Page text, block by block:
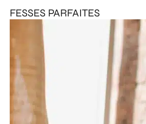
FESSES PARFAITES